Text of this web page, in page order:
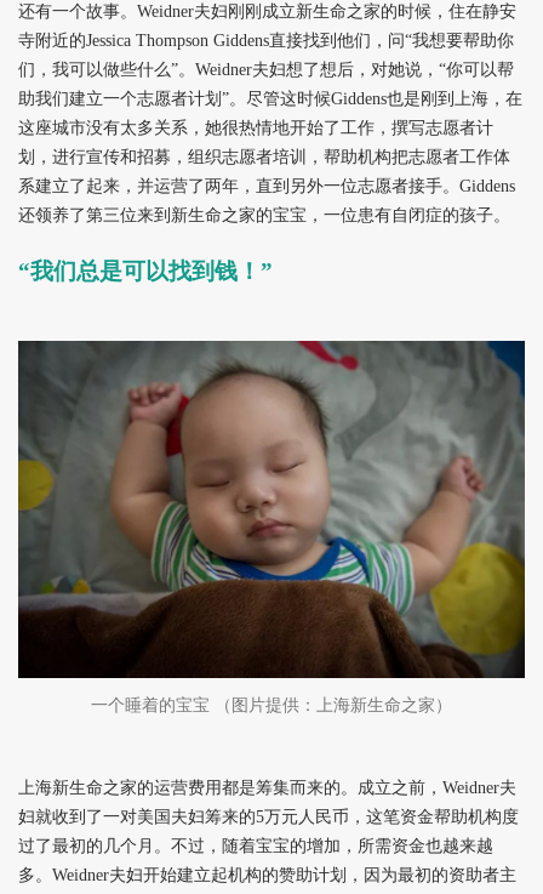
还有一个故事。Weidner夫妇刚刚成立新生命之家的时候，住在静安
寺附近的Jessica Thompson Giddens直接找到他们，问“我想要帮助你
们，我可以做些什么”。Weidner夫妇想了想后，对她说，“你可以帮
助我们建立一个志愿者计划”。尽管这时候Giddens也是刚到上海，在
这座城市没有太多关系，她很热情地开始了工作，撰写志愿者计
划，进行宣传和招募，组织志愿者培训，帮助机构把志愿者工作体
系建立了起来，并运营了两年，直到另外一位志愿者接手。Giddens
还领养了第三位来到新生命之家的宝宝，一位患有自闭症的孩子。
“我们总是可以找到钱！”
一个睡着的宝宝 （图片提供：上海新生命之家）
上海新生命之家的运营费用都是筹集而来的。成立之前，Weidner夫
妇就收到了一对美国夫妇筹来的5万元人民币，这笔资金帮助机构度
过了最初的几个月。不过，随着宝宝的增加，所需资金也越来越
多。Weidner夫妇开始建立起机构的赞助计划，因为最初的资助者主